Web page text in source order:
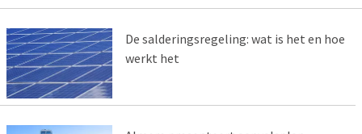
De salderingsregeling: wat is het en hoe
werkt het